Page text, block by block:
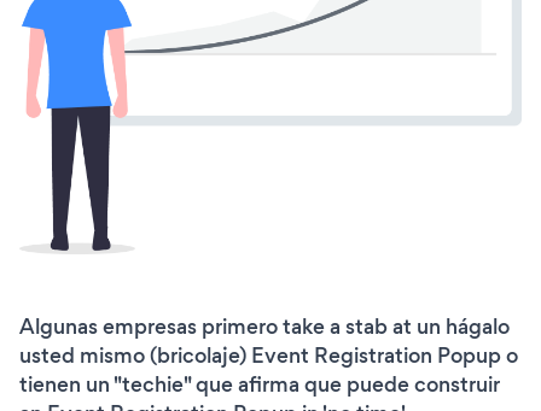
Algunas empresas primero take a stab at un hágalo
usted mismo (bricolaje) Event Registration Popup o
tienen un "techie" que afirma que puede construir